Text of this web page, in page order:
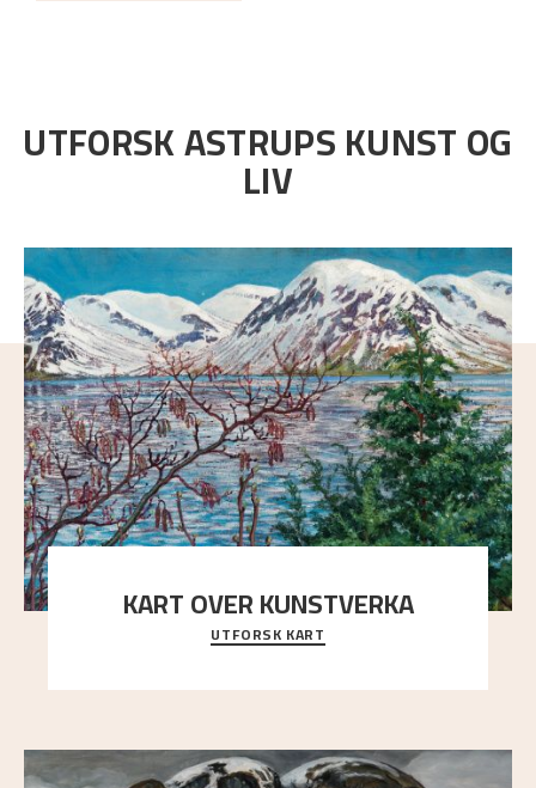
UTFORSK ASTRUPS KUNST OG
LIV
KART OVER KUNSTVERKA
Utforsk stedene og utsiktene i Astrups malerier
UTFORSK KART